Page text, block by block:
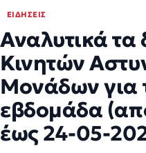
ΕΙΔΉΣΕΙΣ
Αναλυτικά
Κινητών
Μονάδων για
εβδομάδα
έως 24-05-